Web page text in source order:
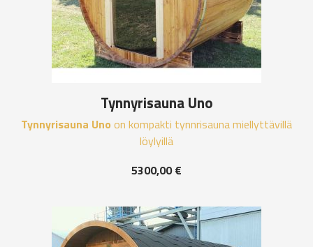
Tynnyrisauna Uno
Tynnyrisauna Uno on kompakti tynnrisauna miellyttävillä
löylyillä
5300,00€